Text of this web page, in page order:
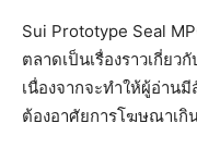
Sui Prototype Seal
ตลาดเป็นเรื่องราวเกี่ย
เนื่องจากจะทำให้ผู้อ่า
ต้องอาศัยการโฆษณาเกิ